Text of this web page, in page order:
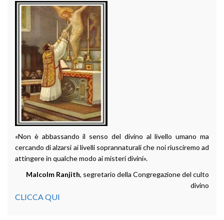
«Non è abbassando il senso del divino al livello umano ma
cercando di alzarsi ai livelli soprannaturali che noi riusciremo ad
attingere in qualche modo ai misteri divini».
Malcolm Ranjith, segretario della Congregazione del culto
divino
CLICCA QUI